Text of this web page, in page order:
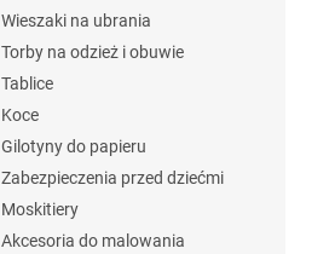
Wieszaki na ubrania
Torby na odzież i obuwie
Tablice
Koce
Gilotyny do papieru
Zabezpieczenia przed dziećmi
Moskitiery
Akcesoria do malowania